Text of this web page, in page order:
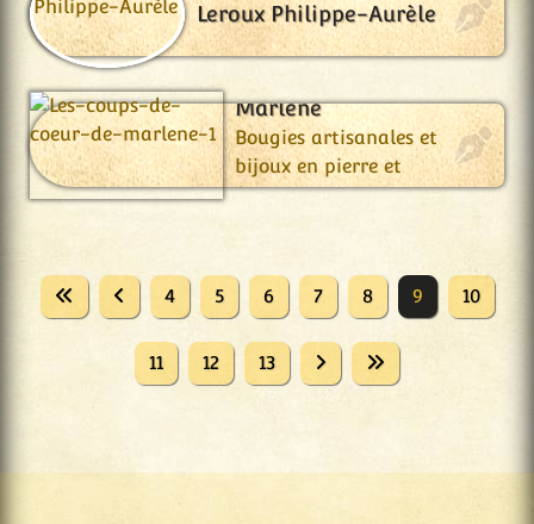
Leroux Philippe-Aurèle
Marlène
Bougies artisanales et
bijoux en pierre et
fantaisie.
4 5 6 7 8 9 10
11 12 13